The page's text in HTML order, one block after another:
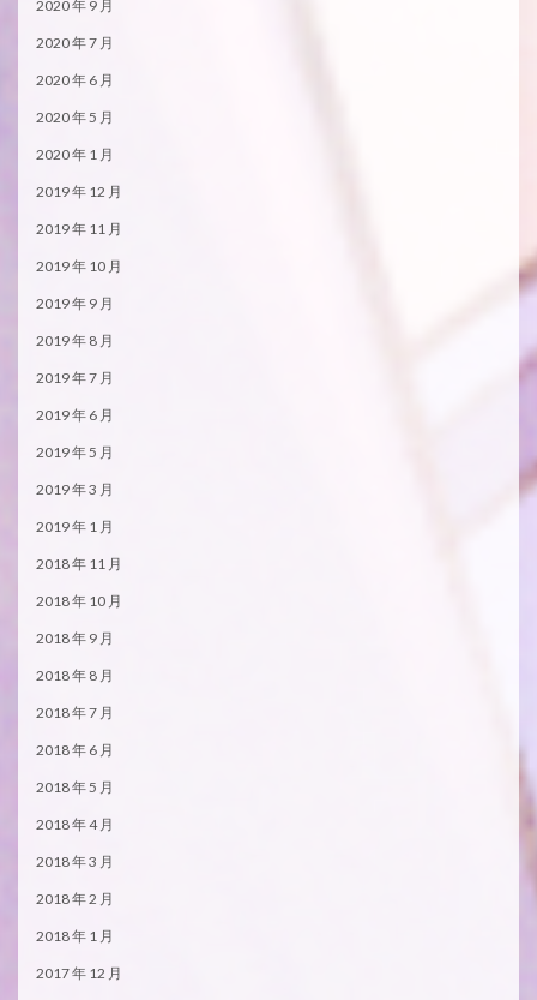
2020 年 9 月
2020 年 7 月
2020 年 6 月
2020 年 5 月
2020 年 1 月
2019 年 12 月
2019 年 11 月
2019 年 10 月
2019 年 9 月
2019 年 8 月
2019 年 7 月
2019 年 6 月
2019 年 5 月
2019 年 3 月
2019 年 1 月
2018 年 11 月
2018 年 10 月
2018 年 9 月
2018 年 8 月
2018 年 7 月
2018 年 6 月
2018 年 5 月
2018 年 4 月
2018 年 3 月
2018 年 2 月
2018 年 1 月
2017 年 12 月